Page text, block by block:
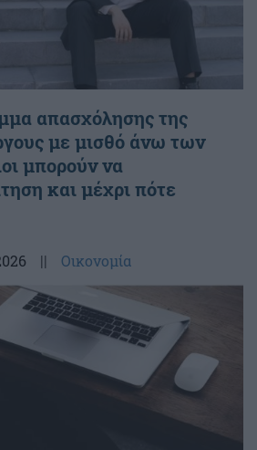
απασχόλησης της
με μισθό άνω των
μπορούν να
και μέχρι πότε
|| Οικονομία